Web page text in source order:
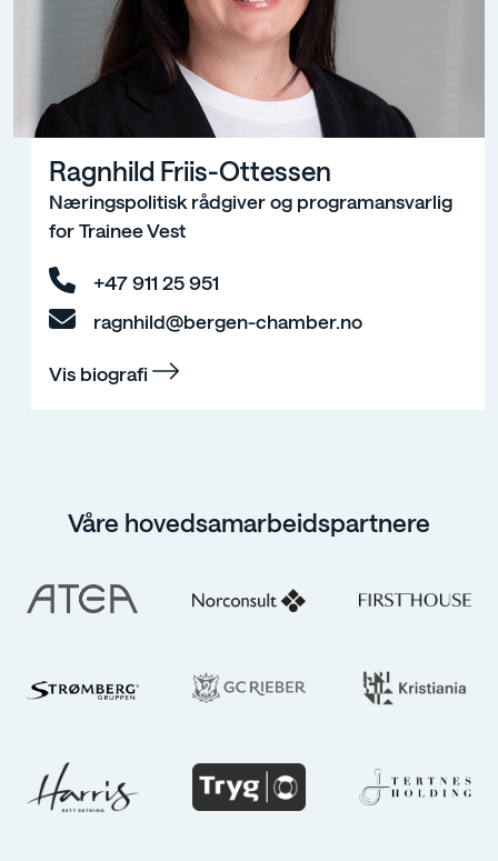
Ragnhild Friis-Ottessen
Næringspolitisk rådgiver og programansvarlig
for Trainee Vest
+47 911 25 951
ragnhild@bergen-chamber.no
Vis biografi
Våre hovedsamarbeidspartnere